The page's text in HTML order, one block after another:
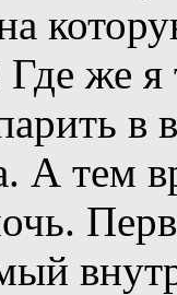
же я
в
А тем